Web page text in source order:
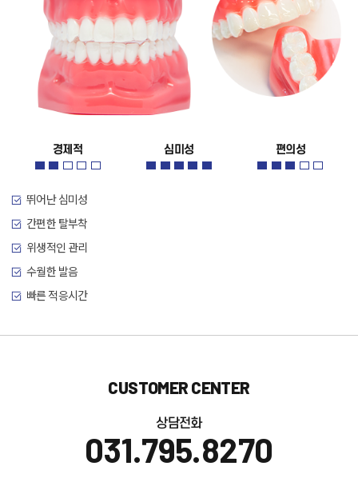
경제적 심미성 편의성
뛰어난 심미성
간편한 탈부착
위생적인 관리
수월한 발음
빠른 적응시간
CUSTOMER CENTER
상담전화
031.795.8270